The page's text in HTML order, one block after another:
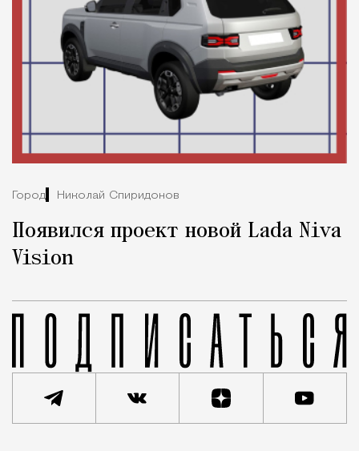
Город Николай Спиридонов
Появился проект новой Lada Niva
Vision